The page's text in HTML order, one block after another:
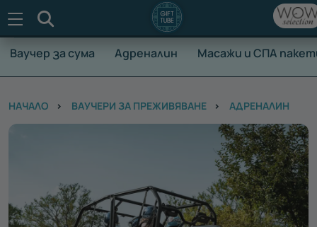
Ваучер за сума Адреналин Масажи и СПА
НАЧАЛО ВАУЧЕРИ ЗА ПРЕЖИВЯВАНЕ АДРЕНАЛИН